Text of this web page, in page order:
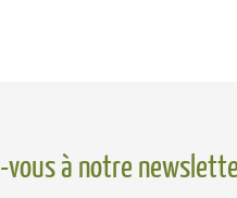
vous à notre